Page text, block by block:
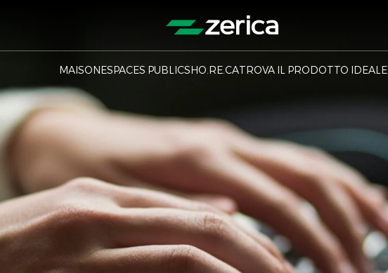
MAISONESPACES PUBLICSHO.RE.CATROVA IL PRODOTTO IDEALE